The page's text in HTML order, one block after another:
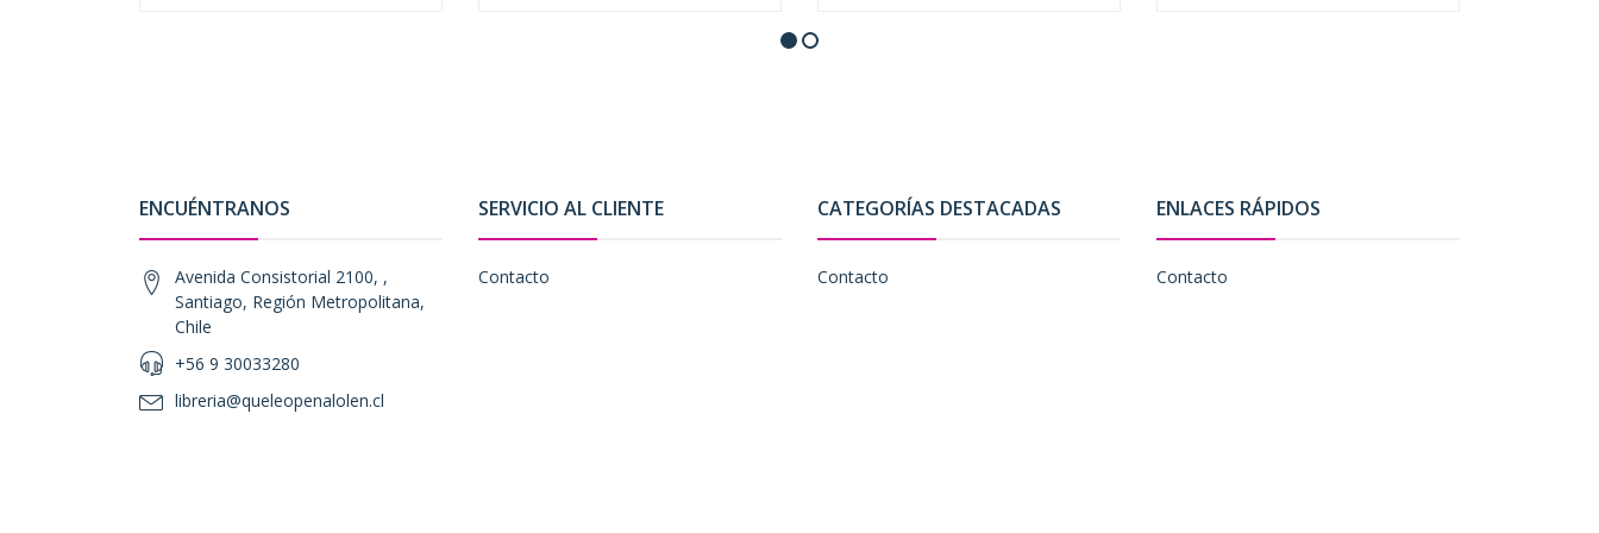
ENCUÉNTRANOS
Avenida Consistorial 2100, ,
Santiago, Región Metropolitana,
Chile
+56 9 30033280
libreria@queleopenalolen.cl
SERVICIO AL CLIENTE
Contacto
CATEGORÍAS DESTACADAS
Contacto
ENLACES RÁPIDOS
Contacto